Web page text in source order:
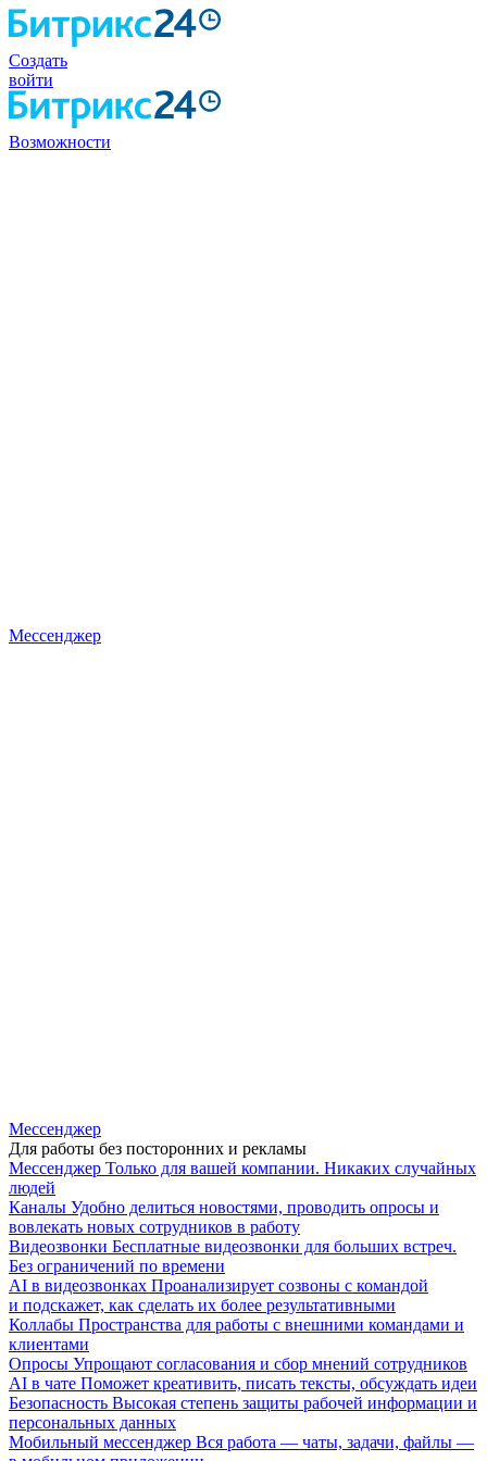
Создать
войти
Возможности
Мессенджер
Мессенджер
Для работы без посторонних и рекламы
Мессенджер Только для вашей компании. Никаких случайных
людей
Каналы Удобно делиться новостями, проводить опросы и
вовлекать новых сотрудников в работу
Видеозвонки Бесплатные видеозвонки для больших встреч.
Без ограничений по времени
AI в видеозвонках Проанализирует созвоны с командой
и подскажет, как сделать их более результативными
Коллабы Пространства для работы с внешними командами и
клиентами
Опросы Упрощают согласования и сбор мнений сотрудников
AI в чате Поможет креативить, писать тексты, обсуждать идеи
Безопасность Высокая степень защиты рабочей информации и
персональных данных
Мобильный мессенджер Вся работа — чаты, задачи, файлы —